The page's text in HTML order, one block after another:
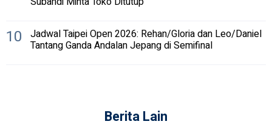
10 Jadwal Taipei Open 2026: Rehan/Gloria dan Leo/Daniel
Tantang Ganda Andalan Jepang di Semifinal
Berita Lain